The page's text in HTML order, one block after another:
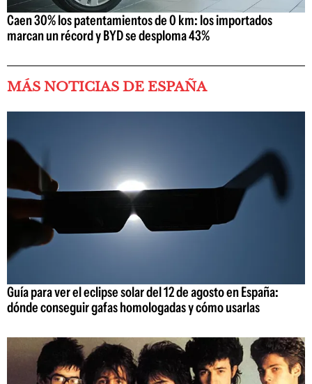
Caen 30% los patentamientos de 0 km: los importados
marcan un récord y BYD se desploma 43%
MÁS NOTICIAS DE ESPAÑA
Guía para ver el eclipse solar del 12 de agosto en España:
dónde conseguir gafas homologadas y cómo usarlas